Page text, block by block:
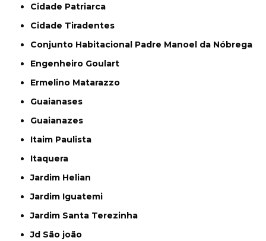
Cidade Patriarca
Cidade Tiradentes
Conjunto Habitacional Padre Manoel da Nóbrega
Engenheiro Goulart
Ermelino Matarazzo
Guaianases
Guaianazes
Itaim Paulista
Itaquera
Jardim Helian
Jardim Iguatemi
Jardim Santa Terezinha
Jd São joão